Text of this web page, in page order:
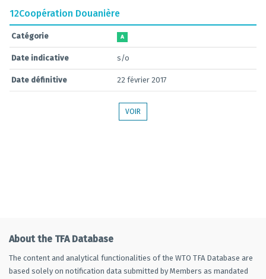
12Coopération Douanière
Catégorie A
Date indicative s/o
Date définitive 22 février 2017
VOIR
About the TFA Database
The content and analytical functionalities of the WTO TFA Database are
based solely on notification data submitted by Members as mandated